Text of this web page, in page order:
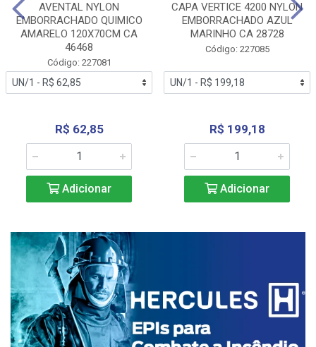
AVENTAL NYLON
EMBORRACHADO QUIMICO
AMARELO 120X70CM CA
46468
Código: 227081
R$ 62,85
Adicionar
CAPA VERTICE 4200 NYLON
EMBORRACHADO AZUL
MARINHO CA 28728
Código: 227085
R$ 199,18
Adicionar